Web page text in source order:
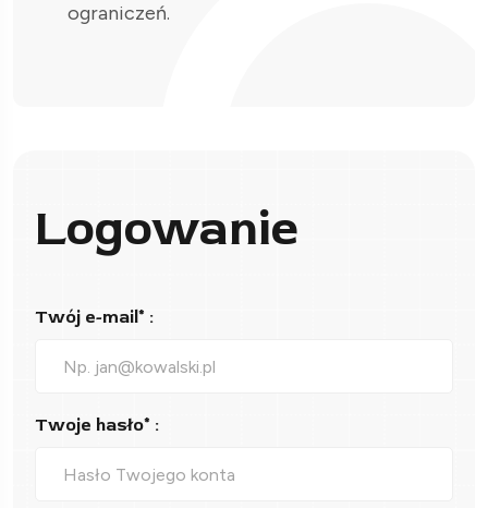
ograniczeń.
Logowanie
Twój e-mail* :
Twoje hasło* :